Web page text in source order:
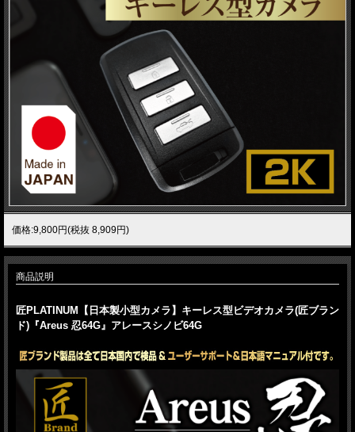
価格:9,800円(税抜 8,909円)
商品説明
匠PLATINUM【日本製小型カメラ】キーレス型ビデオカメラ(匠ブラン
ド)『Areus 忍64G』アレースシノビ64G